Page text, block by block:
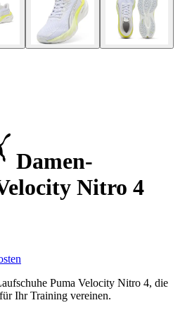
Damen-
Nitro 4
Puma Velocity Nitro 4, die
Ihr Training vereinen.